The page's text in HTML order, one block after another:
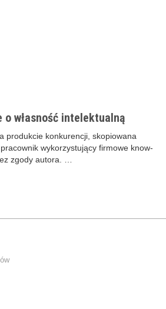
o własność intelektualną
produkcie konkurencji, skopiowana
wykorzystujący firmowe know-
zgody autora. …